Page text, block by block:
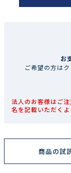
お
ご希望の方は
法人のお客様はご
名を記載いただく
商品の試